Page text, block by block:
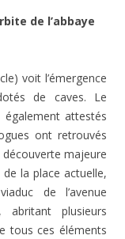
de l’abbaye
voit l’émergence
de caves. Le
attestés
ont retrouvés
majeure
la place actuelle,
de l’avenue
, abritant plusieurs
tous ces éléments